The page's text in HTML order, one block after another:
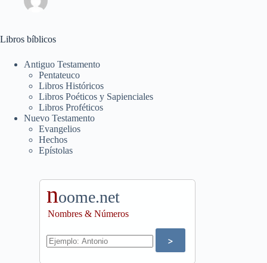
Libros bíblicos
Antiguo Testamento
Pentateuco
Libros Históricos
Libros Poéticos y Sapienciales
Libros Proféticos
Nuevo Testamento
Evangelios
Hechos
Epístolas
noome.net
Nombres & Números